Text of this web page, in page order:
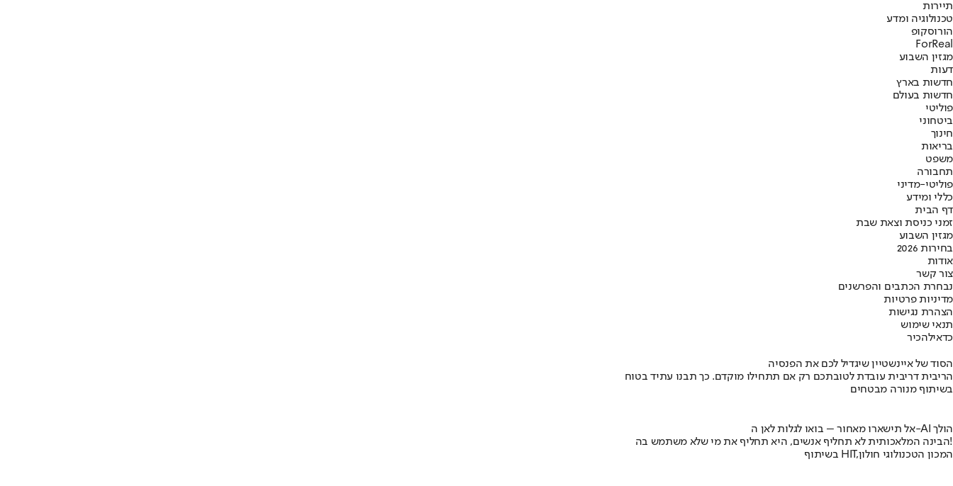
תיירות
טכנולוגיה ומדע
הורוסקופ
ForReal
מגזין השבוע
דעות
חדשות בארץ
חדשות בעולם
פוליטי
ביטחוני
חינוך
בריאות
משפט
תחבורה
פוליטי-מדיני
כללי ומידע
דף הבית
זמני כניסת וצאת שבת
מגזין השבוע
בחירות 2026
אודות
צור קשר
נבחרת הכתבים והפרשנים
מדיניות פרטיות
הצהרת נגישות
תנאי שימוש
כדאילהכיר
הסוד של איינשטיין שיגדיל לכם את הפנסיה
הריבית דריבית עובדת לטובתכם רק אם תתחילו מוקדם. כך תבנו עתיד בטוח
בשיתוף מנורה מבטחים
אל תישארו מאחור – בואו לגלות לאן ה-AI הולך
הבינה המלאכותית לא תחליף אנשים, היא תחליף את מי שלא משתמש בה!
בשיתוף HIT,המכון הטכנולוגי חולון